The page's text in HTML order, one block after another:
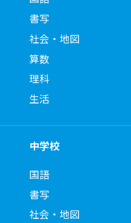
書写
社会・地図
算数
理科
生活
中学校
国語
書写
社会・地図